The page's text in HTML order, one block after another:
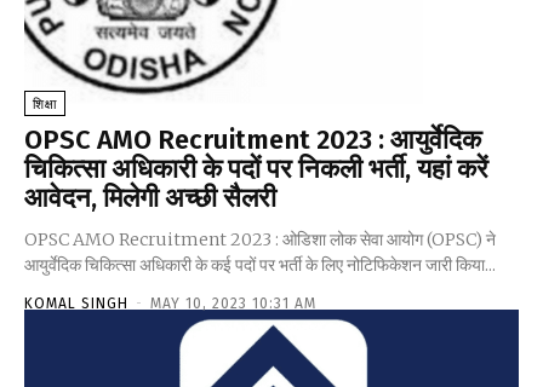
शिक्षा
OPSC AMO Recruitment 2023 : आयुर्वेदिक
चिकित्सा अधिकारी के पदों पर निकली भर्ती, यहां करें
आवेदन, मिलेगी अच्छी सैलरी
OPSC AMO Recruitment 2023 : ओडिशा लोक सेवा आयोग (OPSC) ने
आयुर्वेदिक चिकित्सा अधिकारी के कई पदों पर भर्ती के लिए नोटिफिकेशन जारी किया...
KOMAL SINGH - MAY 10, 2023 10:31 AM